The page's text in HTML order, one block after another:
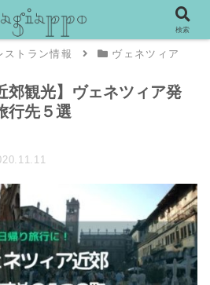
ストラン情報 ヴェネツィア
郊観光】ヴェネツィア発
行先５選
検索